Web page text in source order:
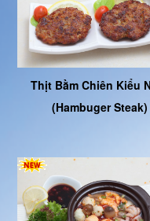
Thịt Bằm Chiên Kiểu
(Hambuger Steak)